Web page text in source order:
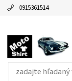
0915361514